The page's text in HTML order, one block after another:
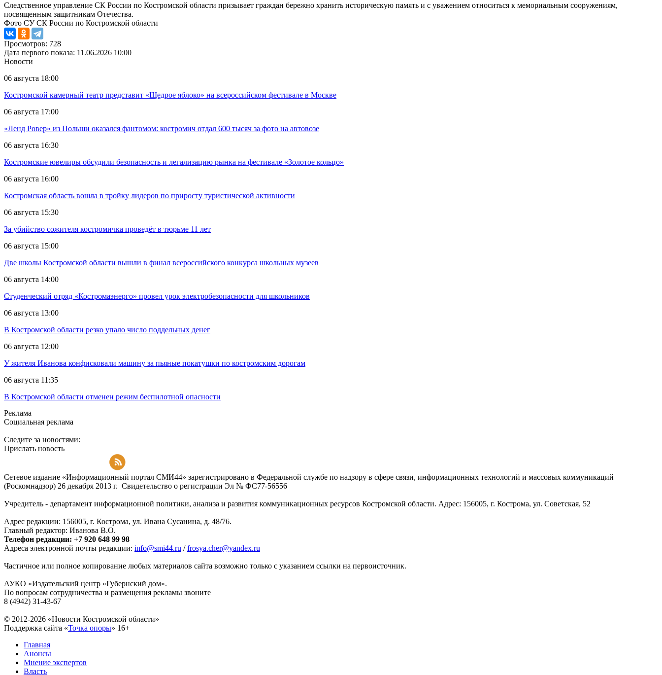
Следственное управление СК России по Костромской области призывает граждан бережно хранить историческую память и с уважением относиться к мемориальным сооружениям,
посвященным защитникам Отечества.
Фото СУ СК России по Костромской области
Просмотров: 728
Дата первого показа: 11.06.2026 10:00
Новости
06 августа 18:00
Костромской камерный театр представит «Щедрое яблоко» на всероссийском фестивале в Москве
06 августа 17:00
«Ленд Ровер» из Польши оказался фантомом: костромич отдал 600 тысяч за фото на автовозе
06 августа 16:30
Костромские ювелиры обсудили безопасность и легализацию рынка на фестивале «Золотое кольцо»
06 августа 16:00
Костромская область вошла в тройку лидеров по приросту туристической активности
06 августа 15:30
За убийство сожителя костромичка проведёт в тюрьме 11 лет
06 августа 15:00
Две школы Костромской области вышли в финал всероссийского конкурса школьных музеев
06 августа 14:00
Студенческий отряд «Костромаэнерго» провел урок электробезопасности для школьников
06 августа 13:00
В Костромской области резко упало число поддельных денег
06 августа 12:00
У жителя Иванова конфисковали машину за пьяные покатушки по костромским дорогам
06 августа 11:35
В Костромской области отменен режим беспилотной опасности
Реклама
Социальная реклама
Следите за новостями:
Прислать новость
Сетевое издание «Информационный портал СМИ44» зарегистрировано в Федеральной службе по надзору в сфере связи, информационных технологий и массовых коммуникаций
(Роскомнадзор) 26 декабря 2013 г. Свидетельство о регистрации Эл № ФC77-56556
Учредитель - департамент информационной политики, анализа и развития коммуникационных ресурсов Костромской области. Адрес: 156005, г. Кострома, ул. Советская, 52
Адрес редакции: 156005, г. Кострома, ул. Ивана Сусанина, д. 48/76.
Главный редактор: Иванова В.О.
Телефон редакции: +7 920 648 99 98
Адреса электронной почты редакции: info@smi44.ru /frosya.cher@yandex.ru
Частичное или полное копирование любых материалов сайта возможно только с указанием ссылки на первоисточник.
АУКО «Издательский центр «Губернский дом».
По вопросам сотрудничества и размещения рекламы звоните
8 (4942) 31-43-67
© 2012-2026 «Новости Костромской области»
Поддержка сайта «Точка опоры» 16+
Главная
Анонсы
Мнение экспертов
Власть